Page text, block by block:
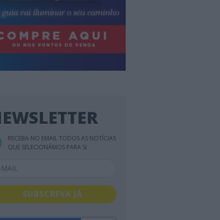
RECEBA NO EMAIL TODOS AS NOTÍCIAS
QUE SELECIONÁMOS PARA SI
SUBSCREVA JÁ